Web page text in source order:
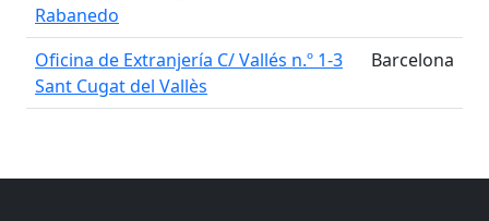
Rabanedo
Oficina de Extranjería C/ Vallés n.º 1-3
Sant Cugat del Vallès
Barcelona